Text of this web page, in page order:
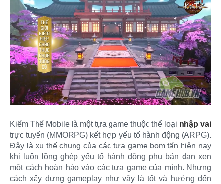
Kiếm Thế Mobile là một tựa game thuộc thể loại nhập vai
trực tuyến (MMORPG) kết hợp yếu tố hành động (ARPG).
Đây là xu thế chung của các tựa game bom tấn hiện nay
khi luôn lồng ghép yếu tố hành động phụ bản đan xen
một cách hoàn hảo vào các tựa game của mình. Nhưng
cách xây dựng gameplay như vậy là tốt và hướng đến